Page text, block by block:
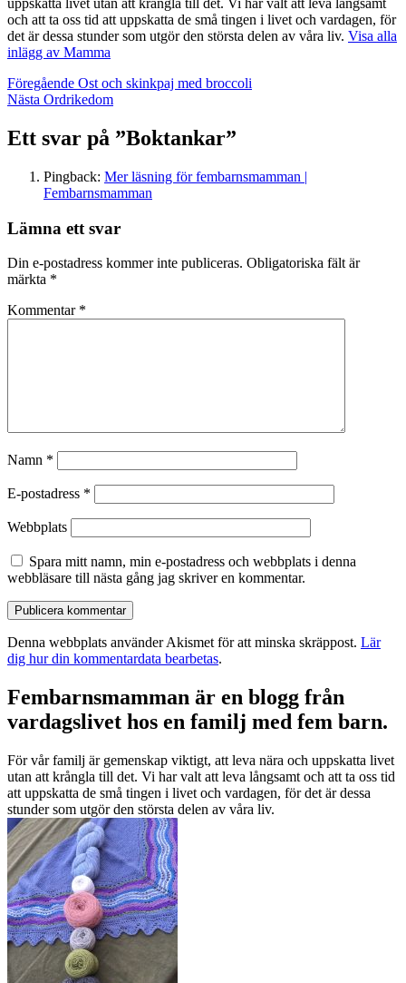
uppskatta livet utan att krångla till det. Vi har valt att leva långsamt
och att ta oss tid att uppskatta de små tingen i livet och vardagen, för
det är dessa stunder som utgör den största delen av våra liv. Visa alla
inlägg av Mamma
Inläggsnavigering
Föregående Ost och skinkpaj med broccoli
Nästa Ordrikedom
Ett svar på ”Boktankar”
Pingback: Mer läsning för fembarnsmamman |
Fembarnsmamman
Lämna ett svar
Din e-postadress kommer inte publiceras. Obligatoriska fält är
märkta *
Kommentar *
Namn *
E-postadress *
Webbplats
Spara mitt namn, min e-postadress och webbplats i denna
webbläsare till nästa gång jag skriver en kommentar.
Denna webbplats använder Akismet för att minska skräppost. Lär
dig hur din kommentardata bearbetas.
Fembarnsmamman är en blogg från
vardagslivet hos en familj med fem barn.
För vår familj är gemenskap viktigt, att leva nära och uppskatta livet
utan att krångla till det. Vi har valt att leva långsamt och att ta oss tid
att uppskatta de små tingen i livet och vardagen, för det är dessa
stunder som utgör den största delen av våra liv.